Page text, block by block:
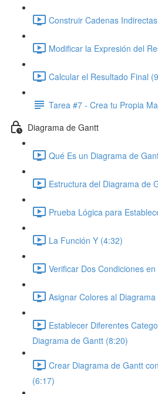
Construir Cadenas
Modificar la Expresión del
Calcular el Resultado Final
Tarea #7 - Crea tu Propia
Diagrama de Gantt
Qué Es un Diagrama de
Estructura del Diagrama de
Prueba Lógica para
La Función Y (4:32)
Verificar Dos Condiciones
Asignar Colores al Diagrama
Establecer Diferentes
Diagrama de Gantt (8:20)
Crear Diagrama de Gantt
(6:17)